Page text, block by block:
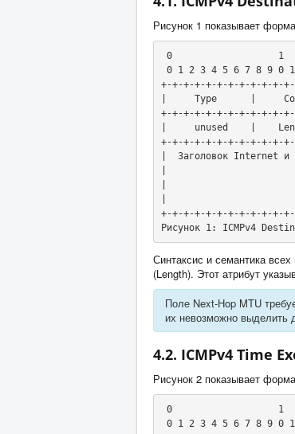
Рисунок 1 показывает
+-+-+-+-+-+-+-+-+-+-+-
|     Type      |
+-+-+-+-+-+-+-+-+-+-+-
|     unused    |
+-+-+-+-+-+-+-+-+-+-+-
|  Заголовок Internet и
|
+-+-+-+-+-+-+-+-+-+-+-
Рисунок 1: ICMPv4
Синтаксис и семантика
(Length). Этот атрибут
Поле Next-Hop MTU
их невозможно выделить
4.2. ICMPv4 Time
Рисунок 2 показывает